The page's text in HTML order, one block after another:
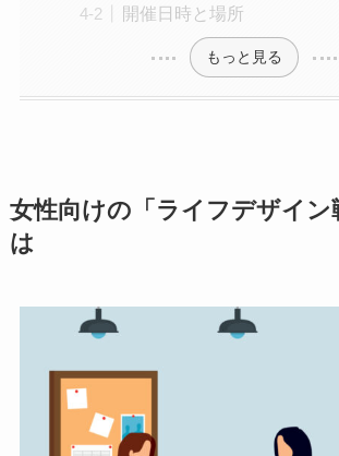
開催日時と場所
もっと見る
女性向けの「ライフデザイン
は